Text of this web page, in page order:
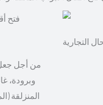
من أجل
وبرودة،
المنزلقة
التجارية